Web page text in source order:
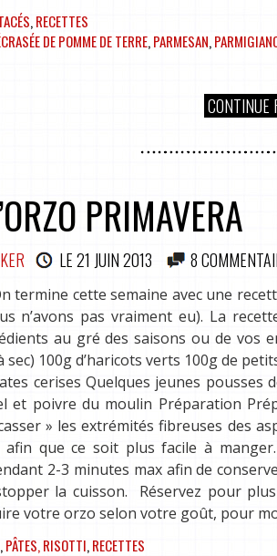
,RECETTES
DE POMME DE TERRE,PARMESAN,
CONTINUE
PRIMAVERA
LE21 JUIN 2013 8
termine cette semaine avec une
n’avons pas vraiment eu). La
au gré des saisons ou de vos
sec) 100g d’haricots verts 100g de
cerises Quelques jeunes pousses
et poivre du moulin Préparation
» les extrémités fibreuses des
que ce soit plus facile à
2-3 minutes max afin de
la cuisson. Réservez pour
votre orzo selon votre goût, pour
,PÂTES, RISOTTI,RECETTES